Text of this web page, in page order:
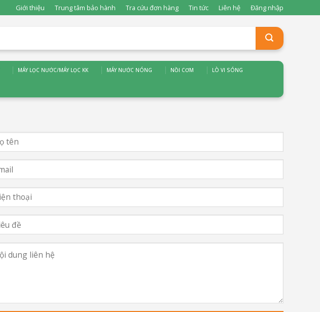
Giới thiệu Trung tâm bảo hành Tra cứu đơn hàng Tin tức Liên hệ Đăng nhập
MÁY LỌC NƯỚC/MÁY LỌC KK MÁY NƯỚC NÓNG NỒI CƠM LÒ VI SÓNG